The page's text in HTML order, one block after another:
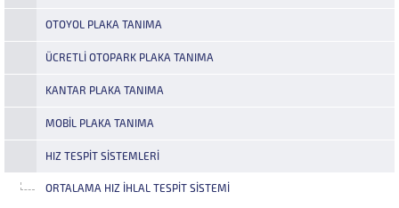
OTOYOL PLAKA TANIMA
ÜCRETLI OTOPARK PLAKA TANIMA
KANTAR PLAKA TANIMA
MOBIL PLAKA TANIMA
HIZ TESPIT SISTEMLERI
ORTALAMA HIZ İHLAL TESPIT SISTEMI